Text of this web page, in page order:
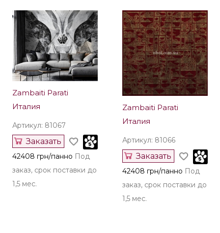
Zambaiti Parati
Италия
Артикул: 81067
Заказать
42408 грн/панно Под
заказ, срок поставки до
1,5 мес.
Zambaiti Parati
Италия
Артикул: 81066
Заказать
42408 грн/панно Под
заказ, срок поставки до
1,5 мес.